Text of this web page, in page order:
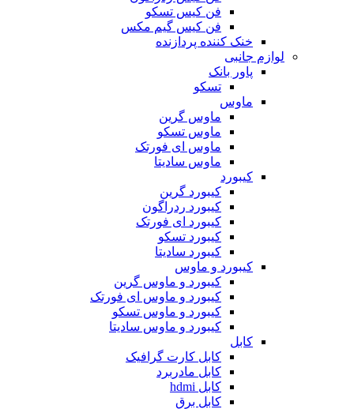
فن کیس تسکو
فن کیس گیم مکس
خنک کننده پردازنده
لوازم جانبی
پاور بانک
تسکو
ماوس
ماوس گرین
ماوس تسکو
ماوس ای فورتک
ماوس سادیتا
کیبورد
کیبورد گرین
کیبورد ردراگون
کیبورد ای فورتک
کیبورد تسکو
کیبورد سادیتا
کیبورد و ماوس
کیبورد و ماوس گرین
کیبورد و ماوس ای فورتک
کیبورد و ماوس تسکو
کیبورد و ماوس سادیتا
کابل
کابل کارت گرافیک
کابل مادربرد
کابل hdmi
کابل برق